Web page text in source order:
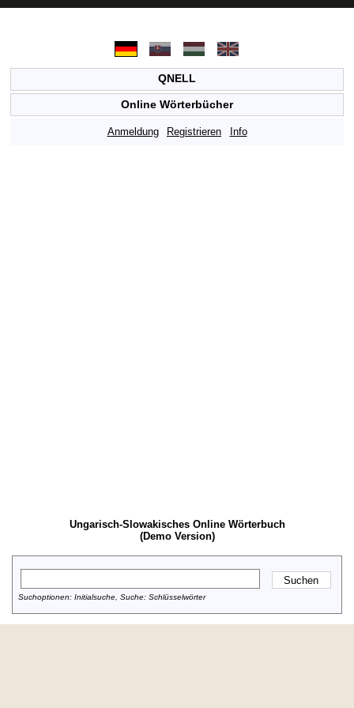
QNELL
Online Wörterbücher
Anmeldung Registrieren Info
Ungarisch-Slowakisches Online Wörterbuch
(Demo Version)
Suchoptionen: Initialsuche, Suche: Schlüsselwörter